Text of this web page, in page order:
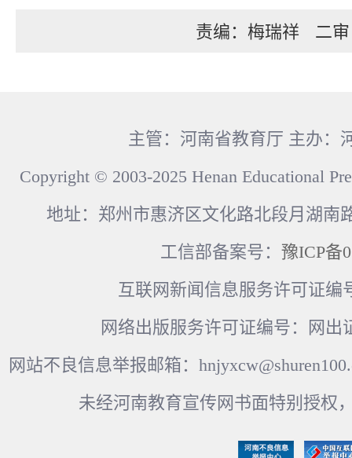
责编：梅瑞祥 二
主管：河南省教育厅 主办：
Copyright © 2003-2025 Henan Educational
地址：郑州市惠济区文化路北段月湖南
工信部备案号： 豫ICP备
互联网新闻信息服务许可证编
网络出版服务许可证编号：网出
网站不良信息举报邮箱：
未经河南教育宣传网书面特别授权